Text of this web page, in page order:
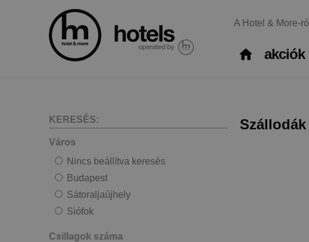
A Hotel & More-ról
akciók
Szállodák
KERESÉS:
Város
Nincs beállítva keresés
Budapest
Sátoraljaújhely
Siófok
Csillagok száma